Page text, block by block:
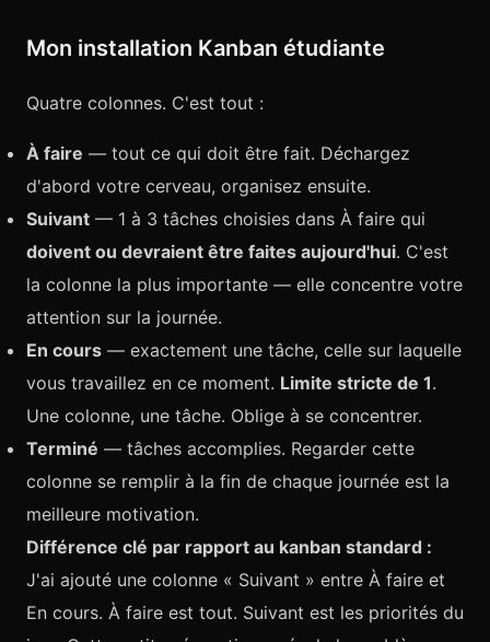
Mon installation Kanban étudiante
Quatre colonnes. C'est tout :
À faire — tout ce qui doit être fait. Déchargez
d'abord votre cerveau, organisez ensuite.
Suivant — 1 à 3 tâches choisies dans À faire qui
doivent ou devraient être faites aujourd'hui. C'est
la colonne la plus importante — elle concentre votre
attention sur la journée.
En cours — exactement une tâche, celle sur laquelle
vous travaillez en ce moment. Limite stricte de 1.
Une colonne, une tâche. Oblige à se concentrer.
Terminé — tâches accomplies. Regarder cette
colonne se remplir à la fin de chaque journée est la
meilleure motivation.
Différence clé par rapport au kanban standard :
J'ai ajouté une colonne « Suivant » entre À faire et
En cours. À faire est tout. Suivant est les priorités du